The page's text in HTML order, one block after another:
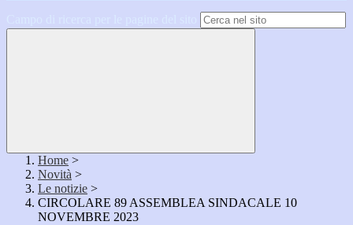
Home >
Novità >
Le notizie >
CIRCOLARE 89 ASSEMBLEA SINDACALE 10
NOVEMBRE 2023